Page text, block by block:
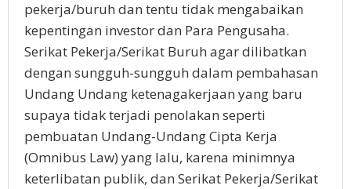
pekerja/buruh dan tentu tidak mengabaikan
kepentingan investor dan Para Pengusaha.
Serikat Pekerja/Serikat Buruh agar dilibatkan
dengan sungguh-sungguh dalam pembahasan
Undang Undang ketenagakerjaan yang baru
supaya tidak terjadi penolakan seperti
pembuatan Undang-Undang Cipta Kerja
(Omnibus Law) yang lalu, karena minimnya
keterlibatan publik, dan Serikat Pekerja/Serikat